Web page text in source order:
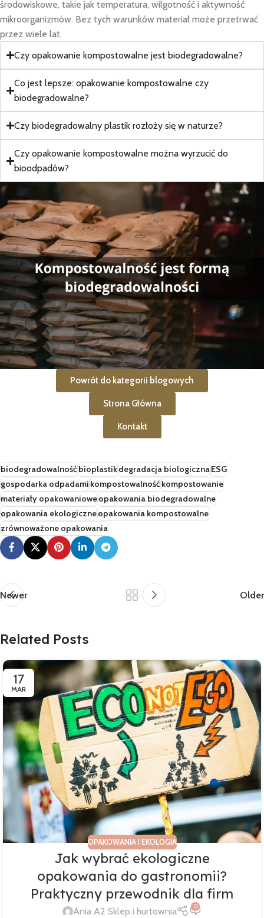
środowiskowe, takie jak temperatura, wilgotność i aktywność
mikroorganizmów. Bez tych warunków materiał może przetrwać
przez wiele lat.
Czy opakowanie kompostowalne jest biodegradowalne?
Co jest lepsze: opakowanie kompostowalne czy
biodegradowalne?
Czy biodegradowalny plastik rozłoży się w naturze?
Czy opakowanie kompostowalne można wyrzucić do
bioodpadów?
Powrót do kategorii blogowych
Strona Główna
Kontakt
biodegradowalnośćbioplastikdegradacja biologicznaESG
gospodarka odpadamikompostowalnośćkompostowanie
materiały opakowanioweopakowania biodegradowalne
opakowania ekologiczneopakowania kompostowalne
zrównoważone opakowania
Newer Older
Related Posts
17
MAR
OPAKOWANIA I EKOLOGIA
Jak wybrać ekologiczne
opakowania do gastronomii?
Praktyczny przewodnik dla firm
Ania A2 Sklep i hurtownia 0